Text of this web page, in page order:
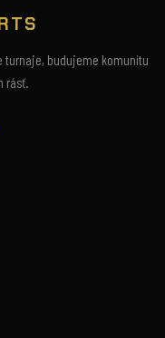
turnaje, budujeme komunitu
rásť.